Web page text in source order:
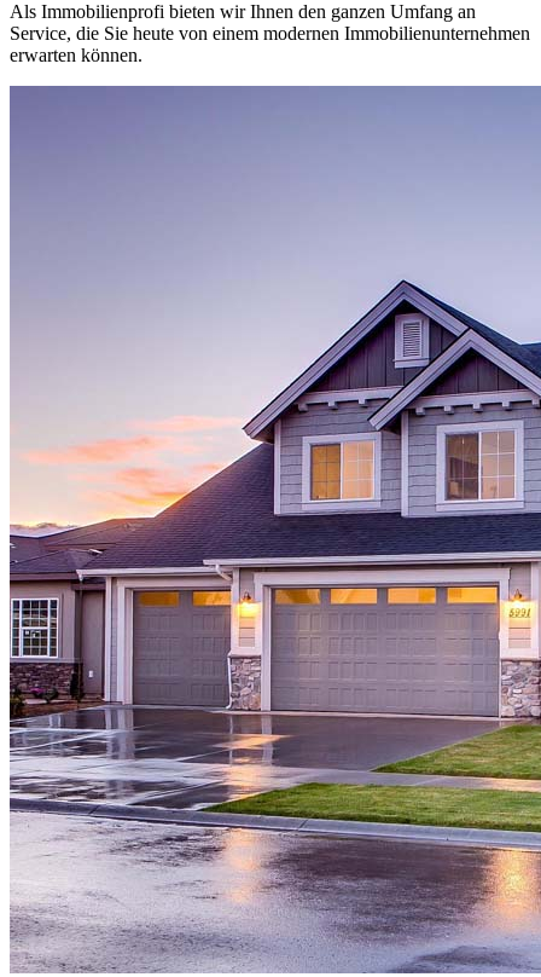
Als Immobilienprofi bieten wir Ihnen den ganzen Umfang an
Service, die Sie heute von einem modernen Immobilienunternehmen
erwarten können.